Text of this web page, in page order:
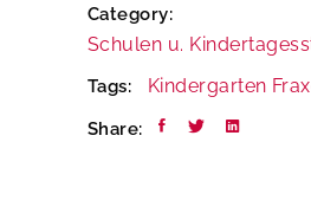
Category:
Schulen u.
Tags: Kindergarten
Share: